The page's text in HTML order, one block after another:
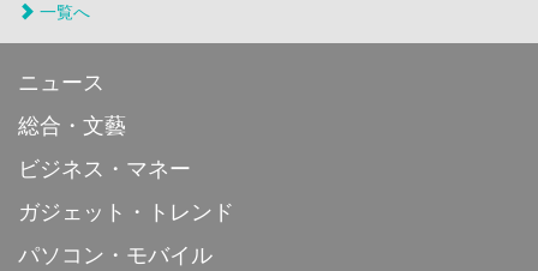
一覧へ
ニュース
総合・文藝
ビジネス・マネー
ガジェット・トレンド
パソコン・モバイル